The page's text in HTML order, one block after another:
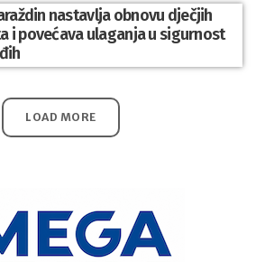
nastavlja obnovu dječjih
i povećava ulaganja u sigurnost
LOAD MORE